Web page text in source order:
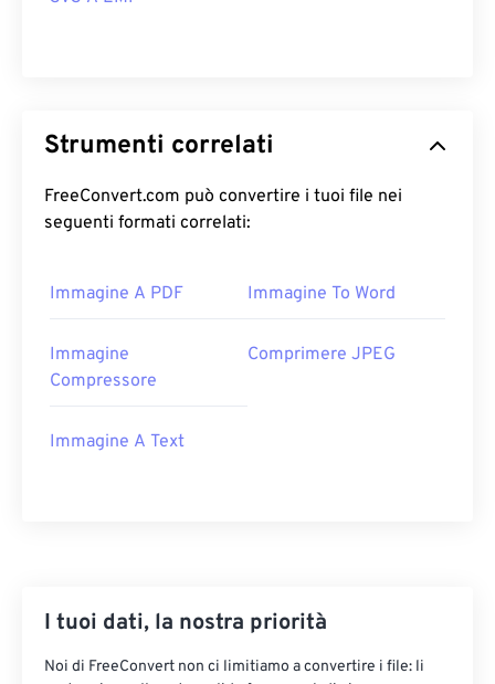
Strumenti correlati
FreeConvert.com può convertire i tuoi file nei
seguenti formati correlati:
Immagine A PDF Immagine To Word
Immagine
Compressore
Comprimere JPEG
Immagine A Text
I tuoi dati, la nostra priorità
Noi di FreeConvert non ci limitiamo a convertire i file: li